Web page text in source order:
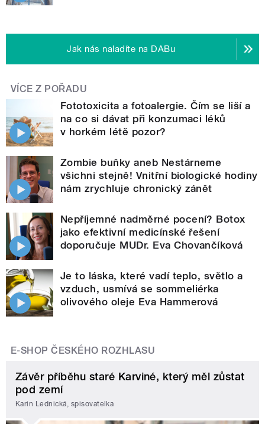
Jak nás naladíte na DABu
VÍCE Z POŘADU
Fototoxicita a fotoalergie. Čím se liší a
na co si dávat při konzumaci léků
v horkém létě pozor?
Zombie buňky aneb Nestárneme
všichni stejně! Vnitřní biologické hodiny
nám zrychluje chronický zánět
Nepříjemné nadměrné pocení? Botox
jako efektivní medicínské řešení
doporučuje MUDr. Eva Chovančíková
Je to láska, které vadí teplo, světlo a
vzduch, usmívá se sommeliérka
olivového oleje Eva Hammerová
E-SHOP ČESKÉHO ROZHLASU
Závěr příběhu staré Karviné, který měl zůstat
pod zemí
Karin Lednická, spisovatelka